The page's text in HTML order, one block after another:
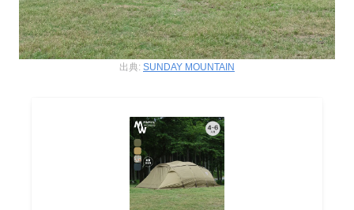
出典: SUNDAY MOUNTAIN